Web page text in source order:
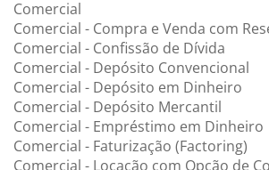
Comercial
Comercial - Compra e Venda com
Comercial - Confissão de Dívida
Comercial - Depósito Convencional
Comercial - Depósito em Dinheiro
Comercial - Depósito Mercantil
Comercial - Empréstimo em Dinheiro
Comercial - Faturização (Factoring)
Comercial - Locação com Opção de